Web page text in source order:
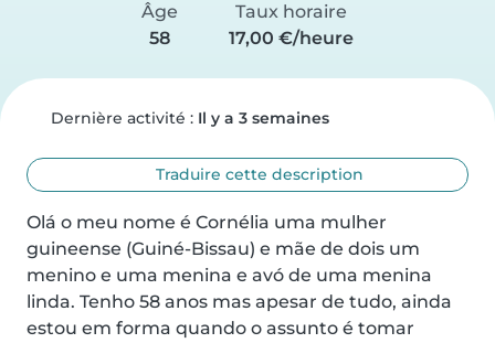
Âge
58
Taux horaire
17,00 €/heure
Dernière activité : Il y a 3 semaines
Traduire cette description
Olá o meu nome é Cornélia uma mulher
guineense (Guiné-Bissau) e mãe de dois um
menino e uma menina e avó de uma menina
linda. Tenho 58 anos mas apesar de tudo, ainda
estou em forma quando o assunto é tomar